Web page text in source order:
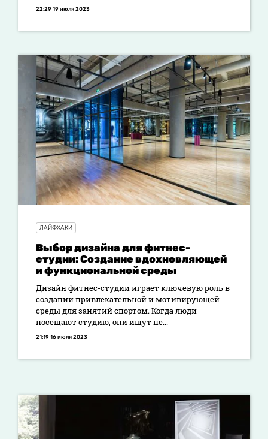
22:29 19 июля 2023
ЛАЙФХАКИ
Выбор дизайна для фитнес-
студии: Создание вдохновляющей
и функциональной среды
Дизайн фитнес-студии играет ключевую роль в
создании привлекательной и мотивирующей
среды для занятий спортом. Когда люди
посещают студию, они ищут не...
21:19 16 июля 2023